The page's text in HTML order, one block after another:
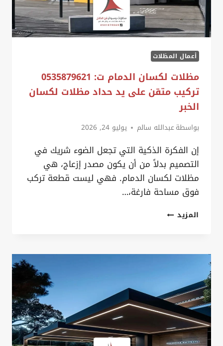
الخبر
أعمال المظلات
مظلات لكسان الدمام ت: 0535879621
تركيب متقن على يد حداد مظلات لكسان
الخبر
بواسطةعبدالله سالم يوليو 24, 2026
إن الفكرة الذكية التي تجعل الضوء شريك في
التصميم بدلاً من أن يكون مصدر إزعاج، هي
مظلات لكسان الدمام. فهي ليست قطعة تركب
فوق مساحة فارغة،…
المزيدمظلات
ت:
متقن
على
يد
حداد